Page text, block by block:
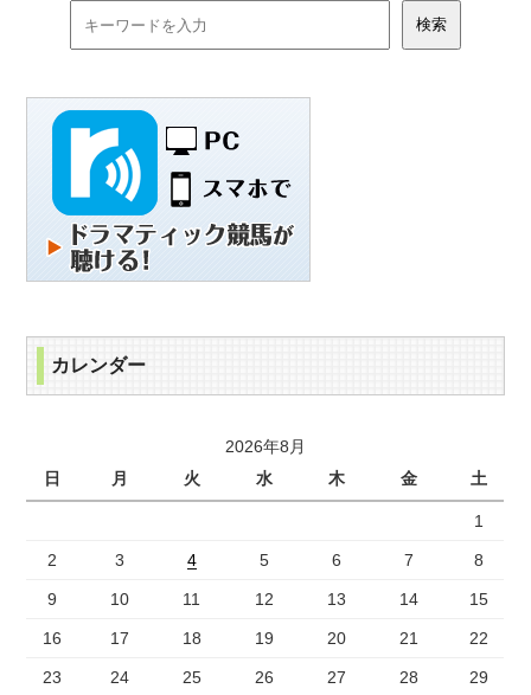
カレンダー
2026年8月
日
月 火 水 木 金 土
1
2 3 4 5 6 7 8
9 10 11 12 13 14 15
16 17 18 19 20 21 22
23 24 25 26 27 28 29